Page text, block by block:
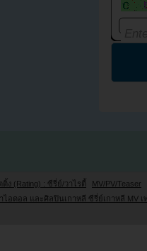
ติ้ง (Rating) : ซีรี่ย์/วาไรตี้
MV/PV/Teaser
ไอดอล และศิลปินเกาหลี ซีรี่ย์เกาหลี MV